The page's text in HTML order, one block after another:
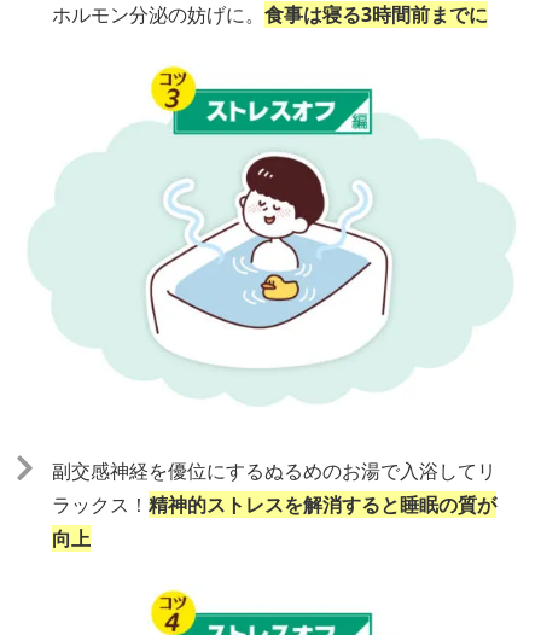
ホルモン分泌の妨げに。食事は寝る3時間前までに
副交感神経を優位にするぬるめのお湯で入浴してリ
ラックス！精神的ストレスを解消すると睡眠の質が
向上